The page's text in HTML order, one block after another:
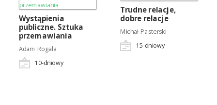
Wystąpienia
publiczne. Sztuka
przemawiania
Adam Rogala
10-dniowy
Trudne relacje,
dobre relacje
Michał Pasterski
15-dniowy